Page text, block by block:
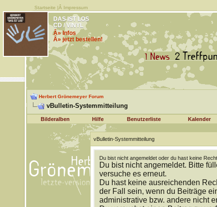
Startseite |Â Impressum
DAS IST LOS
CD / VINYL
Â» Infos
Â» jetzt bestellen!
Herbert Grönemeyer Forum
vBulletin-Systemmitteilung
Bilderalben Hilfe Benutzerliste Kalender
vBulletin-Systemmitteilung
Du bist nicht angemeldet oder du hast keine
Du bist nicht angemeldet. Bitte
versuche es erneut.
Du hast keine ausreichenden
der Fall sein, wenn du Beiträge
administrative bzw. andere nicht